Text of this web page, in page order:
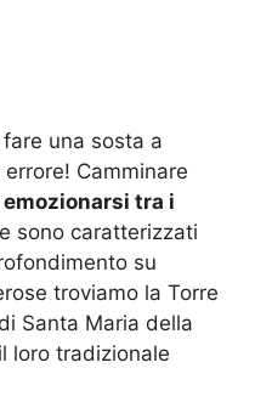
una sosta a
Camminare
emozionarsi tra i
sono caratterizzati
su
troviamo la Torre
Santa Maria della
loro tradizionale